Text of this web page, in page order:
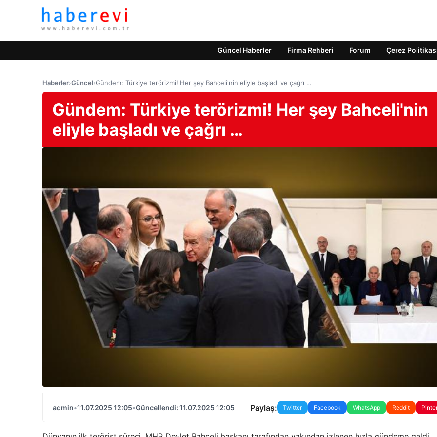
Güncel Haberler Firma Rehberi Forum Çerez Politikası
Haberler›Güncel›Gündem: Türkiye terörizmi! Her şey Bahceli'nin eliyle başladı ve çağrı …
Gündem: Türkiye terörizmi! Her şey Bahceli'nin
eliyle başladı ve çağrı …
admin•11.07.2025 12:05•Güncellendi: 11.07.2025 12:05 Paylaş: Twitter Facebook WhatsApp Reddit